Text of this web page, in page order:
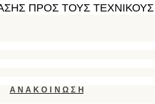
ΠΡΟΣ ΤΟΥΣ
Α Ν Α Κ Ο Ι Ν Ω Σ Η